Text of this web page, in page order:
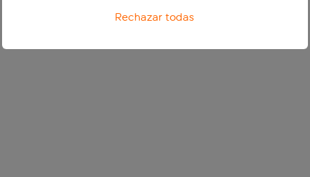
Rechazar todas